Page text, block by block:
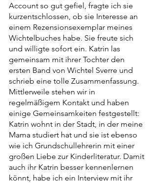
Account so gut gefiel, fragte ich sie
kurzentschlossen, ob sie Interesse an
einem Rezensionsexemplar meines
Wichtelbuches habe. Sie freute sich
und willigte sofort ein. Katrin las
gemeinsam mit ihrer Tochter den
ersten Band von Wichtel Sverre und
schrieb eine tolle Zusammenfassung.
Mittlerweile stehen wir in
regelmäßigem Kontakt und haben
einige Gemeinsamkeiten festgestellt:
Katrin wohnt in der Stadt, in der meine
Mama studiert hat und sie ist ebenso
wie ich Grundschullehrerin mit einer
großen Liebe zur Kinderliteratur. Damit
auch ihr Katrin besser kennenlernen
könnt, habe ich ein Interview mit ihr